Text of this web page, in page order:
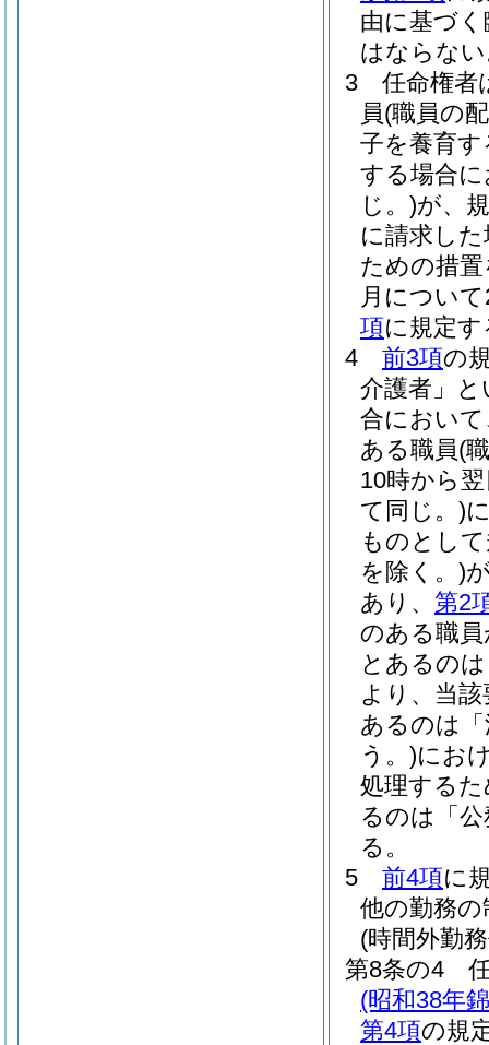
由に基づ
はならな
3
任命権者
員(職員の
子を養育
する場合
じ。)が、
に請求し
ための措
月につい
項に規定
4
前3項の
介護者」と
合において
ある職員(
10時から
て同じ。)
ものとし
を除く。)
あり、 第2
のある職
とあるの
より、当
あるのは
う。)にお
処理する
るのは「
る。
5
前4項に
他の勤務
(時間外勤
第8条の4
(昭和38年
第4項の規